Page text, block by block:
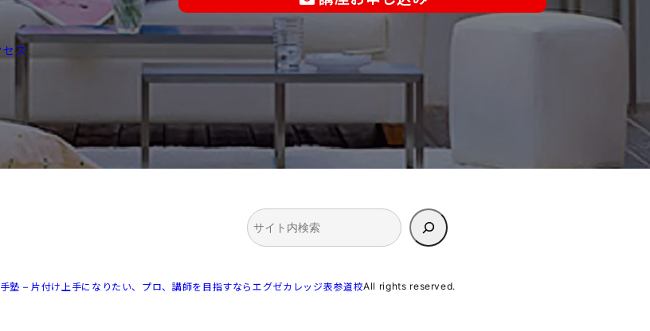
セス
検
索
塾 – 片付け上手になりたい、プロ、講師を目指すならエグゼカレッジ表参道校All rights reserved.